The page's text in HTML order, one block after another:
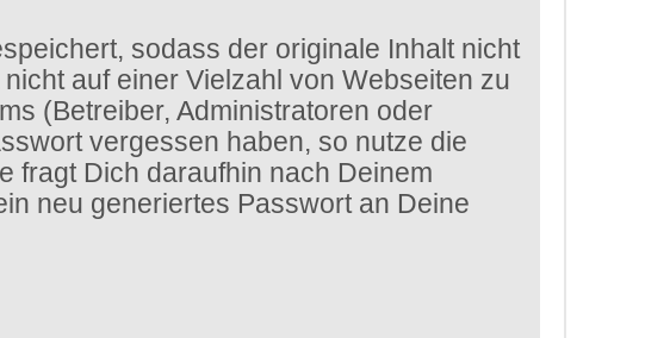
sodass der originale Inhalt nicht
auf einer Vielzahl von Webseiten zu
(Betreiber, Administratoren oder
vergessen haben, so nutze die
fragt Dich daraufhin nach Deinem
neu generiertes Passwort an Deine